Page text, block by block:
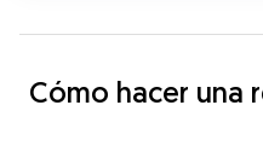
Cómo hacer una